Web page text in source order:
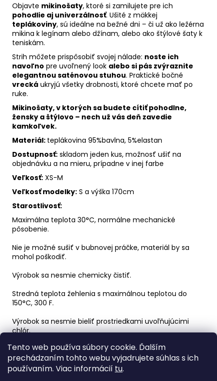
Tento web používa súbory cookie. Ďalším
prechádzaním tohto webu vyjadrujete súhlas s ich
používaním. Viac informácií tu.
Objavte mikinošaty, ktoré si zamilujete pre ich
pohodlie aj univerzálnosť. Ušité z mäkkej
teplákoviny, sú ideálne na bežné dni – či už ako ležérna
mikina k legínam alebo džínam, alebo ako štýlové šaty k
teniskám.
Strih môžete prispôsobiť svojej nálade: noste ich
navoľno pre uvoľnený look alebo si pás zvýraznite
elegantnou saténovou stuhou. Praktické bočné
vrecká ukryjú všetky drobnosti, ktoré chcete mať po
ruke.
Mikinošaty, v ktorých sa budete cítiť pohodlne,
žensky a štýlovo – nech už vás deň zavedie
kamkoľvek.
Materiál: teplákovina 95%bavlna, 5%elastan
Dostupnosť: skladom jeden kus, možnosť ušiť na
objednávku a na mieru, prípadne v inej farbe
Veľkosť: XS-M
Veľkosť modelky: S a výška 170cm
Starostlivosť:
Maximálna teplota 30°C, normálne mechanické
pôsobenie.
Nie je možné sušiť v bubnovej práčke, materiál by sa
mohol poškodiť.
Výrobok sa nesmie chemicky čistiť.
Stredná teplota žehlenia s maximálnou teplotou do
150°C, 300 F.
Výrobok sa nesmie bieliť prostriedkami uvoľňujúcimi
chlór.
Vyrobené na Slovensku.
Každý kúsok je príbeh.
Ak chcete, aby ten váš bolvytvorený presne pre vás
SKLADANÁ
MIDI
SUKŇA,
NA
MIERU
€145